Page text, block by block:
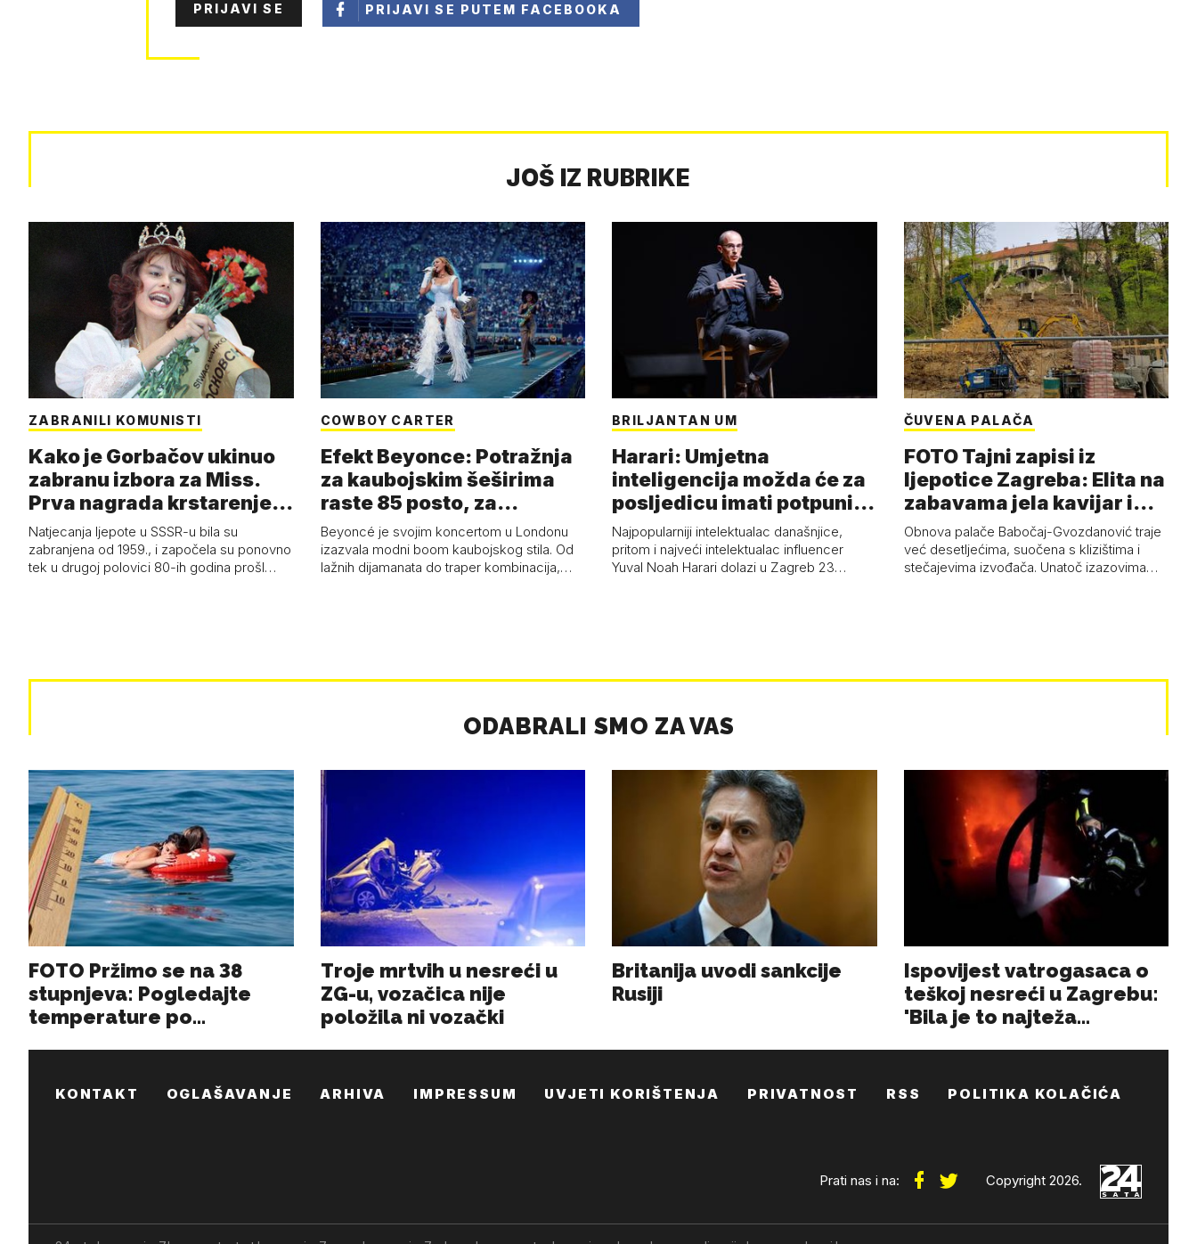
PRIJAVI SE PRIJAVI SE PUTEM FACEBOOKA
JOŠ IZ RUBRIKE
ZABRANILI KOMUNISTI
Kako je Gorbačov ukinuo
zabranu izbora za Miss.
Prva nagrada krstarenje
Jadran…
Natjecanja ljepote u SSSR-u bila su
zabranjena od 1959., i započela su ponovno
tek u drugoj polovici 80-ih godina prošl…
COWBOY CARTER
Efekt Beyonce: Potražnja
za kaubojskim šeširima
raste 85 posto, za
čizmama 53 p…
Beyoncé je svojim koncertom u Londonu
izazvala modni boom kaubojskog stila. Od
lažnih dijamanata do traper kombinacija,…
BRILJANTAN UM
Harari: Umjetna
inteligencija možda će za
posljedicu imati potpuni
kolaps čovje…
Najpopularniji intelektualac današnjice,
pritom i najveći intelektualac influencer
Yuval Noah Harari dolazi u Zagreb 23…
ČUVENA PALAČA
FOTO Tajni zapisi iz
ljepotice Zagreba: Elita na
zabavama jela kavijar i
pud…
Obnova palače Babočaj-Gvozdanović traje
već desetljećima, suočena s klizištima i
stečajevima izvođača. Unatoč izazovima…
KONTAKT OGLAŠAVANJE ARHIVA IMPRESSUM UVJETI KORIŠTENJA PRIVATNOST RSS POLITIKA KOLAČIĆA
Prati nas i na: Copyright 2026.